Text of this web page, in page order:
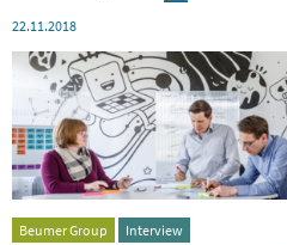
22.11.2018
Beumer Group Interview